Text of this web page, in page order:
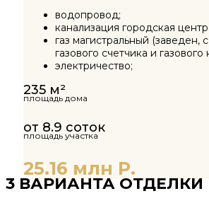
водопровод;
канализация городская
газ магистральный (заведен,
газового счетчика и газового
электричество;
235 м²
площадь дома
от 8.9 соток
площадь участка
25.16 млн Р.
3 ВАРИАНТА ОТДЕЛКИ